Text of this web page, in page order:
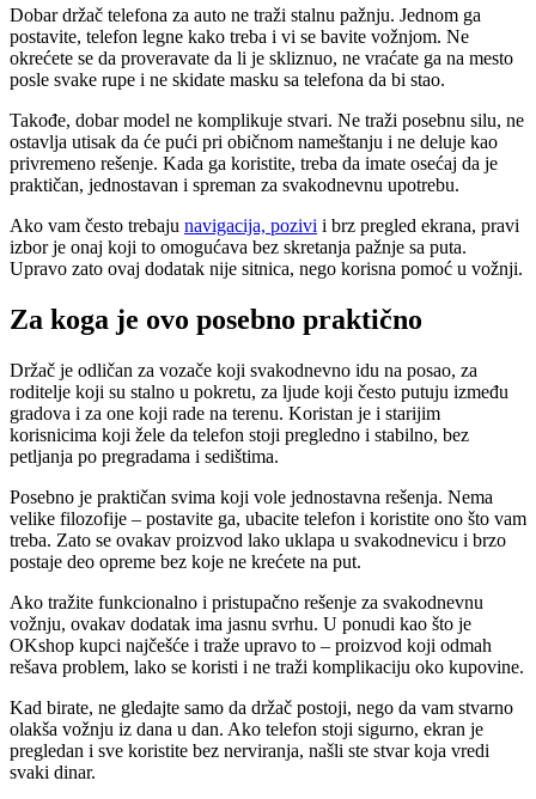
Dobar držač telefona za auto ne traži stalnu pažnju. Jednom ga
postavite, telefon legne kako treba i vi se bavite vožnjom. Ne
okrećete se da proveravate da li je skliznuo, ne vraćate ga na mesto
posle svake rupe i ne skidate masku sa telefona da bi stao.
Takođe, dobar model ne komplikuje stvari. Ne traži posebnu silu, ne
ostavlja utisak da će pući pri običnom nameštanju i ne deluje kao
privremeno rešenje. Kada ga koristite, treba da imate osećaj da je
praktičan, jednostavan i spreman za svakodnevnu upotrebu.
Ako vam često trebaju navigacija, pozivi i brz pregled ekrana, pravi
izbor je onaj koji to omogućava bez skretanja pažnje sa puta.
Upravo zato ovaj dodatak nije sitnica, nego korisna pomoć u vožnji.
Za koga je ovo posebno praktično
Držač je odličan za vozače koji svakodnevno idu na posao, za
roditelje koji su stalno u pokretu, za ljude koji često putuju između
gradova i za one koji rade na terenu. Koristan je i starijim
korisnicima koji žele da telefon stoji pregledno i stabilno, bez
petljanja po pregradama i sedištima.
Posebno je praktičan svima koji vole jednostavna rešenja. Nema
velike filozofije – postavite ga, ubacite telefon i koristite ono što vam
treba. Zato se ovakav proizvod lako uklapa u svakodnevicu i brzo
postaje deo opreme bez koje ne krećete na put.
Ako tražite funkcionalno i pristupačno rešenje za svakodnevnu
vožnju, ovakav dodatak ima jasnu svrhu. U ponudi kao što je
OKshop kupci najčešće i traže upravo to – proizvod koji odmah
rešava problem, lako se koristi i ne traži komplikaciju oko kupovine.
Kad birate, ne gledajte samo da držač postoji, nego da vam stvarno
olakša vožnju iz dana u dan. Ako telefon stoji sigurno, ekran je
pregledan i sve koristite bez nerviranja, našli ste stvar koja vredi
svaki dinar.